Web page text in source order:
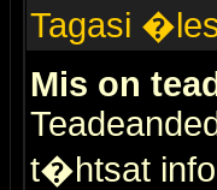
Tagasi
Mis on
t�htsat